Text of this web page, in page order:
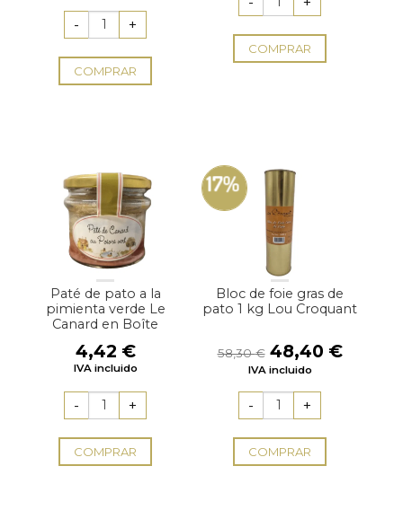
COMPRAR
COMPRAR
Paté de pato a la
pimienta verde Le
Canard en Boîte
4,42 €
IVA incluido
COMPRAR
17%
Bloc de foie gras de
pato 1 kg Lou Croquant
58,30€ El
precio
era:
58,30 €.
48,40 €El
IVA incluido
COMPRAR